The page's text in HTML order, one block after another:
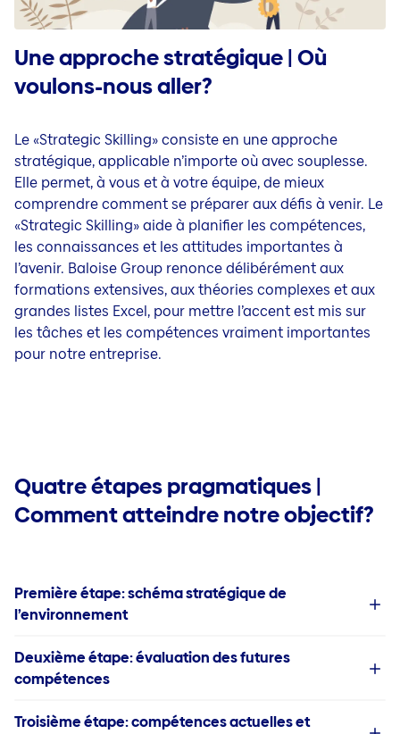
Une approche stratégique | Où
voulons-nous aller?
Le «Strategic Skilling» consiste en une approche
stratégique, applicable n’importe où avec souplesse.
Elle permet, à vous et à votre équipe, de mieux
comprendre comment se préparer aux défis à venir. Le
«Strategic Skilling» aide à planifier les compétences,
les connaissances et les attitudes importantes à
l’avenir. Baloise Group renonce délibérément aux
formations extensives, aux théories complexes et aux
grandes listes Excel, pour mettre l’accent est mis sur
les tâches et les compétences vraiment importantes
pour notre entreprise.
Quatre étapes pragmatiques |
Comment atteindre notre objectif?
Première étape: schéma stratégique de
l’environnement
Deuxième étape: évaluation des futures
compétences
Troisième étape: compétences actuelles et